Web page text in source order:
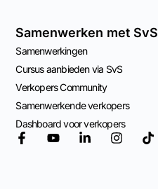
Samenwerken met SvS
Samenwerkingen
Cursus aanbieden via SvS
Verkopers Community
Samenwerkende verkopers
Dashboard voor verkopers